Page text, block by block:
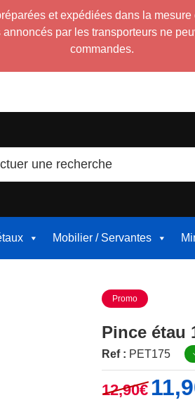
et expédiées dans la
annoncés par les transporteurs ne
commandes.
une recherche
Mobilier / Servantes
Promo
Pince étau
Ref : PET175
12,90€
Le
prix